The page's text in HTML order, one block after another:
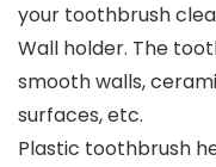
your toothbrush
Wall holder. The
smooth walls,
surfaces, etc.
Plastic toothbrush